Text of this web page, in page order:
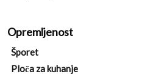
Opremljenost
Šporet
Ploča za kuhanje